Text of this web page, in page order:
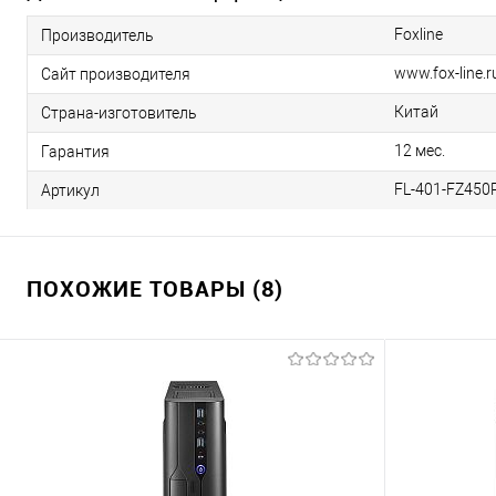
Производитель Foxline
Сайт производителя www.fox-
Страна-изготовитель Китай
Гарантия 12 мес.
Артикул FL-401-
ПОХОЖИЕ ТОВАРЫ (8)